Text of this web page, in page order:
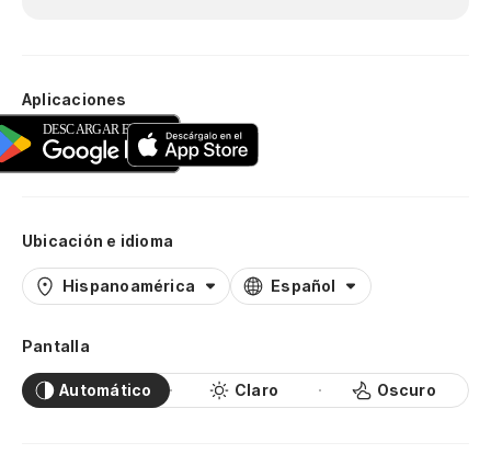
Aplicaciones
Ubicación e idioma
Hispanoamérica Español
Pantalla
Automático Claro Oscuro